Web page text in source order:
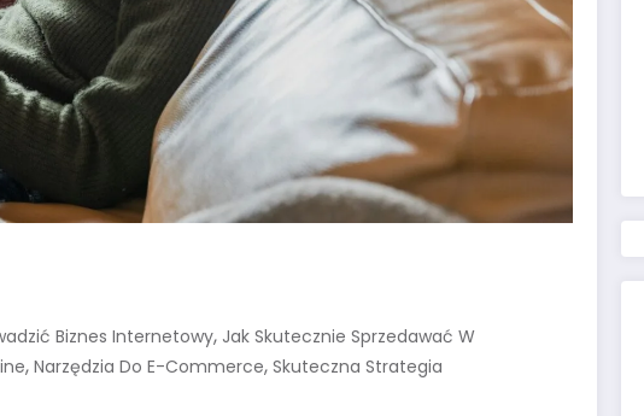
Biznes Internetowy, Jak Skutecznie Sprzedawać W
, Narzędzia Do E-Commerce, Skuteczna Strategia